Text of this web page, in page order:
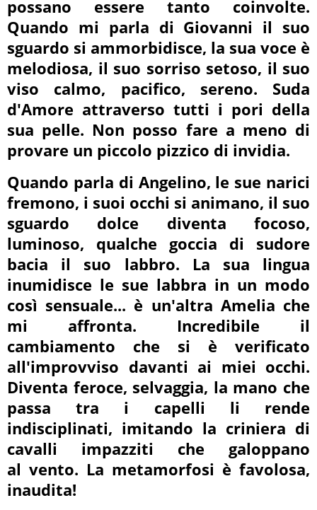
possano essere tanto coinvolte.
Quando mi parla di Giovanni il suo
sguardo si ammorbidisce, la sua voce è
melodiosa, il suo sorriso setoso, il suo
viso calmo, pacifico, sereno. Suda
d'Amore attraverso tutti i pori della
sua pelle. Non posso fare a meno di
provare un piccolo pizzico di invidia.
Quando parla di Angelino, le sue narici
fremono, i suoi occhi si animano, il suo
sguardo dolce diventa focoso,
luminoso, qualche goccia di sudore
bacia il suo labbro. La sua lingua
inumidisce le sue labbra in un modo
così sensuale... è un'altra Amelia che
mi affronta. Incredibile il
cambiamento che si è verificato
all'improvviso davanti ai miei occhi.
Diventa feroce, selvaggia, la mano che
passa tra i capelli li rende
indisciplinati, imitando la criniera di
cavalli impazziti che galoppano
al vento. La metamorfosi è favolosa,
inaudita!